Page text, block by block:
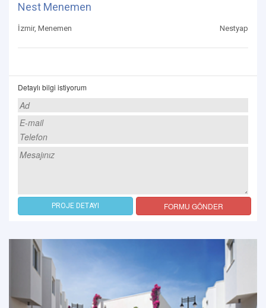
Nest Menemen
İzmir, Menemen Nestyap
Detaylı bilgi istiyorum
PROJE DETAYI FORMU GÖNDER